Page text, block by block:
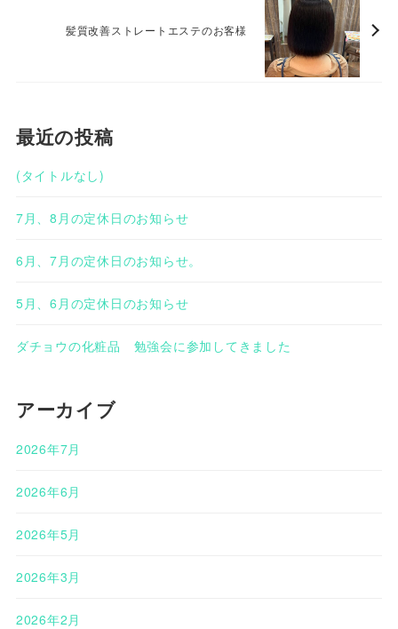
髪質改善ストレートエステのお客様
最近の投稿
(タイトルなし)
7月、8月の定休日のお知らせ
6月、7月の定休日のお知らせ。
5月、6月の定休日のお知らせ
ダチョウの化粧品 勉強会に参加してきました
アーカイブ
2026年7月
2026年6月
2026年5月
2026年3月
2026年2月